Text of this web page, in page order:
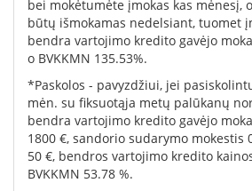
bei mokėtumėte įmokas kas mėnesį,
būtų išmokamas nedelsiant, tuomet
bendra vartojimo kredito gavėjo
o BVKKMN 135.53%.
*Paskolos - pavyzdžiui, jei
mėn. su fiksuotąja metų palūkanų
bendra vartojimo kredito gavėjo
1800 €, sandorio sudarymo mokestis
50 €, bendros vartojimo kredito
BVKKMN 53.78 %.